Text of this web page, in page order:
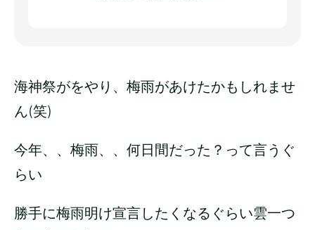
海神祭がをやり、梅雨があけたかもしれませ
ん(笑)
今年、、梅雨、、何日間だった？って言うぐ
らい
勝手に梅雨明け宣言したくなるぐらい雲一つ